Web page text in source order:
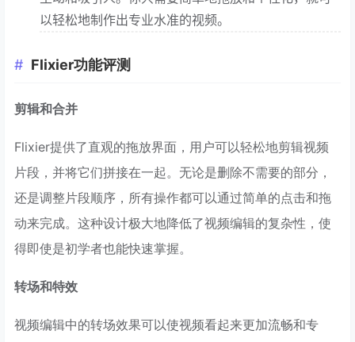
以轻松地制作出专业水准的视频。
Flixier功能评测
剪辑和合并
Flixier提供了直观的拖放界面，用户可以轻松地剪辑视频
片段，并将它们拼接在一起。无论是删除不需要的部分，
还是调整片段顺序，所有操作都可以通过简单的点击和拖
动来完成。这种设计极大地降低了视频编辑的复杂性，使
得即使是初学者也能快速掌握。
转场和特效
视频编辑中的转场效果可以使视频看起来更加流畅和专